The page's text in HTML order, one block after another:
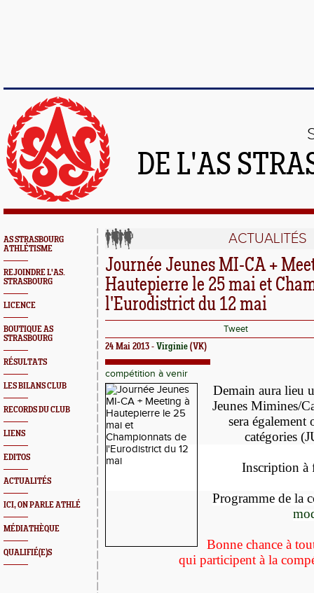
DE L'AS
AS STRASBOURG
ATHLÉTISME
REJOINDRE L'AS.
STRASBOURG
LICENCE
BOUTIQUE AS
STRASBOURG
RÉSULTATS
LES BILANS CLUB
RECORDS DU CLUB
LIENS
EDITOS
ACTUALITÉS
ICI, ON PARLE ATHLÉ
MÉDIATHÈQUE
QUALIFIÉ(E)S
ACTUALITÉS
Journée Jeunes MI-CA +
Hautepierre le 25 mai et
l'Eurodistrict du 12 mai
Tweet
24 Mai 2013 - Virginie (VK)
compétition à venir
Demain aura lieu
Jeunes Mimines/
sera également
catégories
Inscription à
Programme de la
Bonne chance à
qui participentà la